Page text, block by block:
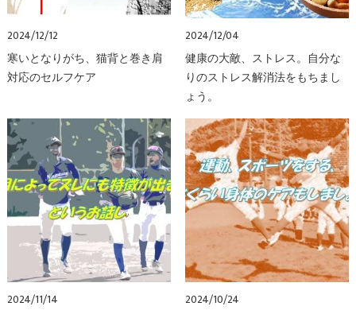
2024/12/12
寒いとなりがち、猫背と巻き肩
対応のセルフケア
2024/12/04
健康の大敵、ストレス。自分な
りのストレス解消法をもちまし
ょう。
2024/11/14
2024/10/24